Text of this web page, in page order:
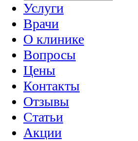
Услуги
Врачи
О клинике
Вопросы
Цены
Контакты
Отзывы
Статьи
Акции